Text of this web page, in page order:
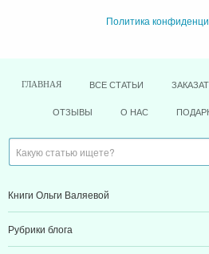
Политика
ГЛАВНАЯ ВСЕ СТАТЬИ
ОТЗЫВЫ О НАС
Книги Ольги Валяевой
Рубрики блога